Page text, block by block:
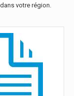
votre région.